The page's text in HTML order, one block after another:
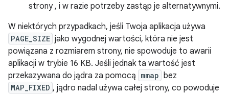
strony , i w razie potrzeby zastąp je alternatywnymi.
W niektórych przypadkach, jeśli Twoja aplikacja używa
PAGE_SIZE jako wygodnej wartości, która nie jest
powiązana z rozmiarem strony, nie spowoduje to awarii
aplikacji w trybie 16 KB. Jeśli jednak ta wartość jest
przekazywana do jądra za pomocą mmap bez
MAP_FIXED , jądro nadal używa całej strony, co powoduje